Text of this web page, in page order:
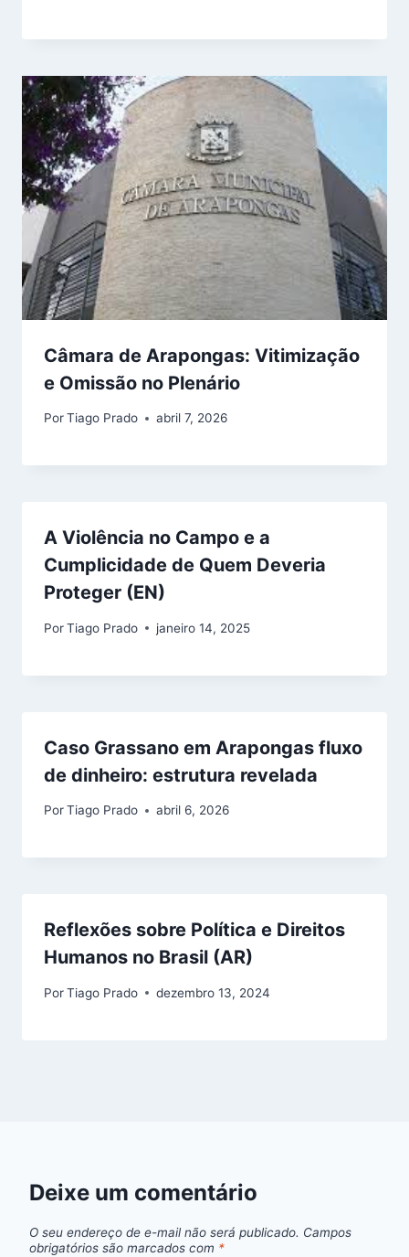
Câmara de Arapongas: Vitimização
e Omissão no Plenário
PorTiago Prado abril 7, 2026
A Violência no Campo e a
Cumplicidade de Quem Deveria
Proteger (EN)
PorTiago Prado janeiro 14, 2025
Caso Grassano em Arapongas fluxo
de dinheiro: estrutura revelada
PorTiago Prado abril 6, 2026
Reflexões sobre Política e Direitos
Humanos no Brasil (AR)
PorTiago Prado dezembro 13, 2024
Deixe um comentário
O seu endereço de e-mail não será publicado. Campos
obrigatórios são marcados com *